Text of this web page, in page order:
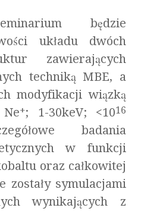
będzie
układu dwóch
zawierających
techniką MBE, a
modyfikacji wiązką
Ne+; 1-30keV; <1016
badania
w funkcji
oraz całkowitej
zostały symulacjami
wynikających z